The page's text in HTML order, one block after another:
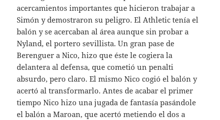
acercamientos importantes que hicieron trabajar a
Simón y demostraron su peligro. El Athletic tenía el
balón y se acercaban al área aunque sin probar a
Nyland, el portero sevillista. Un gran pase de
Berenguer a Nico, hizo que éste le cogiera la
delantera al defensa, que cometió un penalti
absurdo, pero claro. El mismo Nico cogió el balón y
acertó al transformarlo. Antes de acabar el primer
tiempo Nico hizo una jugada de fantasía pasándole
el balón a Maroan, que acertó metiendo el dos a